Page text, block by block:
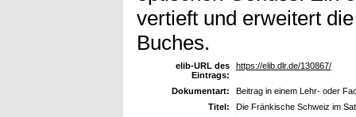
vertieft und erweitert
Buches.
elib-URL des
Eintrags:
https://elib.dlr.de/130867/
Dokumentart:
Beitrag in einem Lehr- oder
Titel:
Die Fränkische Schweiz im